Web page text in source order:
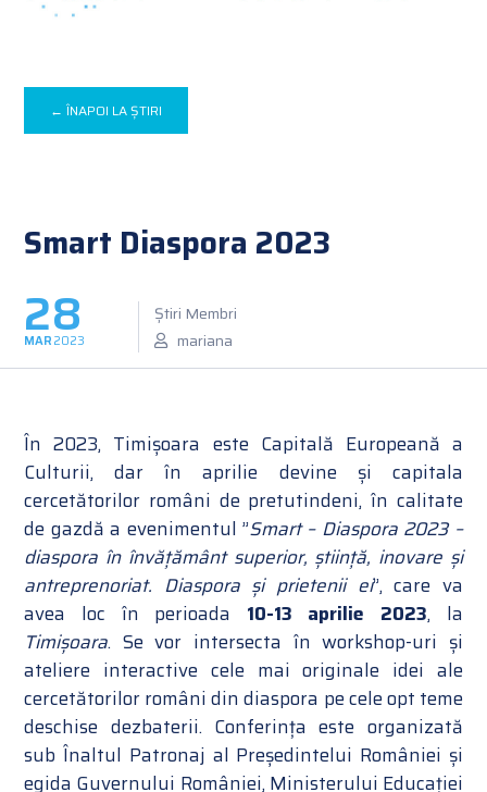
← ÎNAPOI LA ȘTIRI
Smart Diaspora 2023
28
MAR2023
Știri Membri
mariana
În 2023, Timișoara este Capitală Europeană a
Culturii, dar în aprilie devine și capitala
cercetătorilor români de pretutindeni, în calitate
de gazdă a evenimentul ”Smart – Diaspora 2023 –
diaspora în învățământ superior, știință, inovare și
antreprenoriat. Diaspora și prietenii ei”, care va
avea loc în perioada 10-13 aprilie 2023, la
Timișoara. Se vor intersecta în workshop-uri și
ateliere interactive cele mai originale idei ale
cercetătorilor români din diaspora pe cele opt teme
deschise dezbaterii. Conferința este organizată
sub Înaltul Patronaj al Președintelui României și
egida Guvernului României, Ministerului Educației